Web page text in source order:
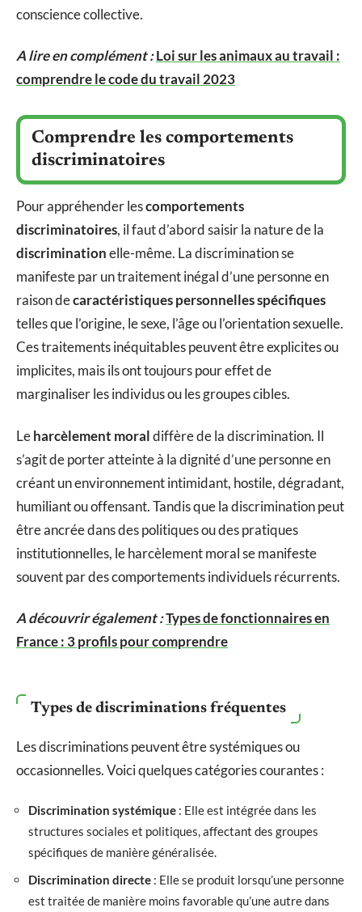
conscience collective.
A lire en complément :Loi sur les animaux au travail :
comprendre le code du travail 2023
Comprendre les comportements
discriminatoires
Pour appréhender lescomportements
discriminatoires, il faut d’abord saisir la nature de la
discriminationelle-même. La discrimination se
manifeste par un traitement inégal d’une personne en
raison decaractéristiques personnelles spécifiques
telles que l’origine, le sexe, l’âge ou l’orientation sexuelle.
Ces traitements inéquitables peuvent être explicites ou
implicites, mais ils ont toujours pour effet de
marginaliser les individus ou les groupes cibles.
Leharcèlement moraldiffère de la discrimination. Il
s’agit de porter atteinte à la dignité d’une personne en
créant un environnement intimidant, hostile, dégradant,
humiliant ou offensant. Tandis que la discrimination peut
être ancrée dans des politiques ou des pratiques
institutionnelles, le harcèlement moral se manifeste
souvent par des comportements individuels récurrents.
A découvrir également :Types de fonctionnaires en
France : 3 profils pour comprendre
Types de discriminations fréquentes
Les discriminations peuvent être systémiques ou
occasionnelles. Voici quelques catégories courantes :
Discrimination systémique : Elle est intégrée dans les
structures sociales et politiques, affectant des groupes
spécifiques de manière généralisée.
Discrimination directe : Elle se produit lorsqu’une personne
est traitée de manière moins favorable qu’une autre dans